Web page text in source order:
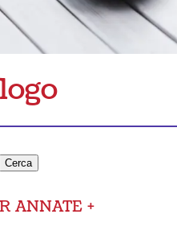
Cerca
ANNATE +